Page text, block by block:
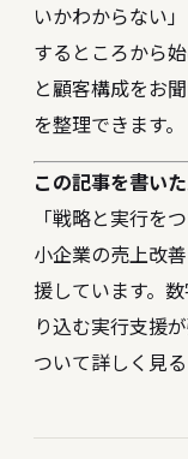
いかわからない
するところから
と顧客構成をお
を整理できます。
この記事を書い
「戦略と実行を
小企業の売上改
援しています。
り込む実行支援が
ついて詳しく見る